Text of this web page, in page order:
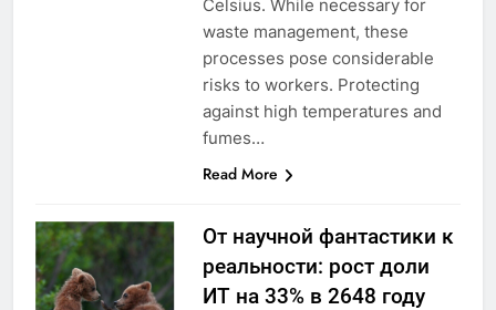
Celsius. While necessary for
waste management, these
processes pose considerable
risks to workers. Protecting
against high temperatures and
fumes…
Read More
От научной фантастики к
реальности: рост доли
ИТ на 33% в 2648 году